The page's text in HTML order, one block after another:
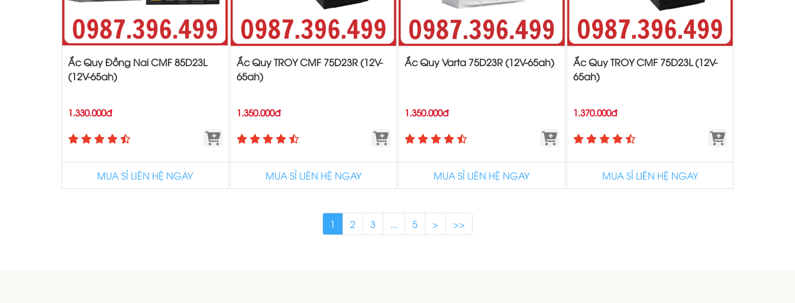
Ắc Quy Đồng Nai CMF 85D23L
(12V-65ah)
1.330.000đ
MUA SỈ LIÊN HỆ NGAY
Ắc Quy TROY CMF 75D23R (12V-
65ah)
1.350.000đ
MUA SỈ LIÊN HỆ NGAY
Ắc Quy Varta 75D23R (12V-65ah)
1.350.000đ
MUA SỈ LIÊN HỆ NGAY
Ắc Quy TROY CMF 75D23L (12V-
65ah)
1.370.000đ
MUA SỈ LIÊN HỆ NGAY
1 2 3 ... 5 > >>